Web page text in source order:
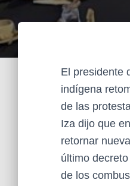
El presidente
indígena
de las
Iza dijo que
retornar
último
de los